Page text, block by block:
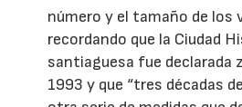
número y el tamaño de los
recordando que la Ciudad
santiaguesa fue declarada
1993 y que “tres décadas